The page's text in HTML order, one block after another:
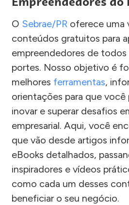
O Sebrae/PR oferece uma
conteúdos gratuitos para
empreendedores de todos
portes. Nosso objetivo é
melhores ferramentas,
orientações para que você
inovar e superar desafios
empresarial. Aqui, você
que vão desde artigos
eBooks detalhados,
inspiradores e vídeos
como cada um desses
beneficiar o seu negócio.